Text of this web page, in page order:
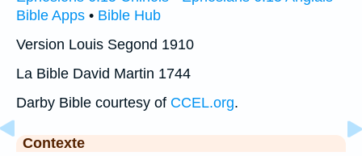
Bible Apps • Bible Hub
Version Louis Segond 1910
La Bible David Martin 1744
Darby Bible courtesy of CCEL.org.
Contexte